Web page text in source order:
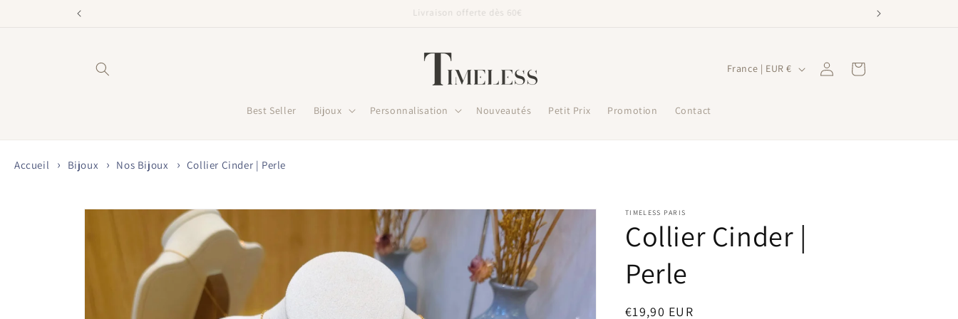
Livraison offerte dès 60€
Best Seller Bijoux Personnalisation Nouveautés Petit Prix Promotion Contact
i
France | EUR € Connexion Panier
Accueil Bijoux Nos Bijoux Collier Cinder | Perle
Passer aux
TIMELESS PARIS
Collier Cinder |
Perle
Prix
€19,90 EUR